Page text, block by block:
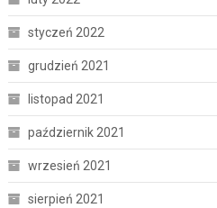
styczeń 2022
grudzień 2021
listopad 2021
październik 2021
wrzesień 2021
sierpień 2021